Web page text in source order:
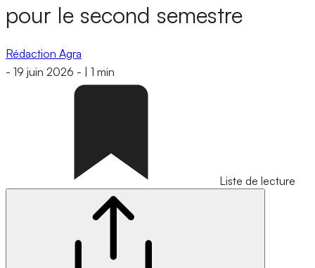
pour le second semestre
Rédaction Agra
- 19 juin 2026 - 1 min
Liste de lecture